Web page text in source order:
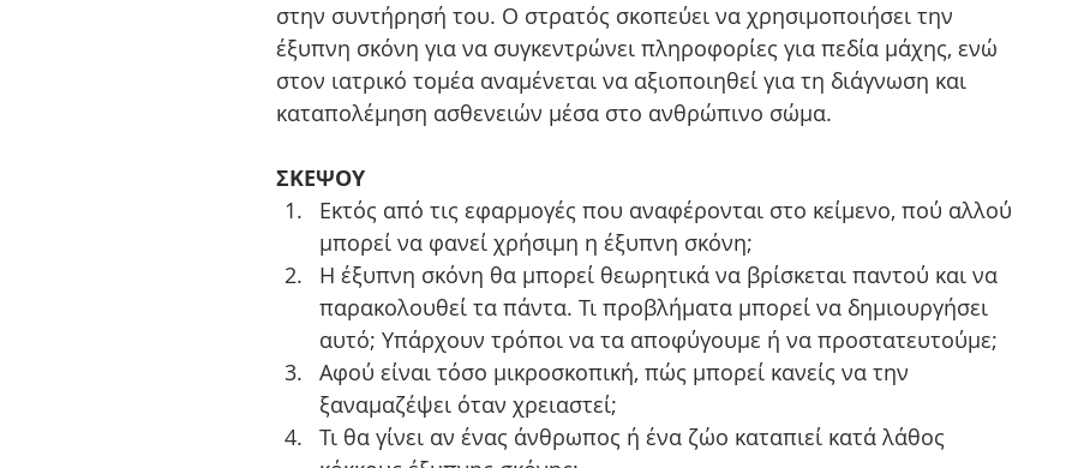
στην συντήρησή του. Ο στρατός σκοπεύει να χρησιμοποιήσει την
έξυπνη σκόνη για να συγκεντρώνει πληροφορίες για πεδία μάχης, ενώ
στον ιατρικό τομέα αναμένεται να αξιοποιηθεί για τη διάγνωση και
καταπολέμηση ασθενειών μέσα στο ανθρώπινο σώμα.
ΣΚΕΨΟΥ
Εκτός από τις εφαρμογές που αναφέρονται στο κείμενο, πού αλλού
μπορεί να φανεί χρήσιμη η έξυπνη σκόνη;
Η έξυπνη σκόνη θα μπορεί θεωρητικά να βρίσκεται παντού και να
παρακολουθεί τα πάντα. Τι προβλήματα μπορεί να δημιουργήσει
αυτό; Υπάρχουν τρόποι να τα αποφύγουμε ή να προστατευτούμε;
Αφού είναι τόσο μικροσκοπική, πώς μπορεί κανείς να την
ξαναμαζέψει όταν χρειαστεί;
Τι θα γίνει αν ένας άνθρωπος ή ένα ζώο καταπιεί κατά λάθος